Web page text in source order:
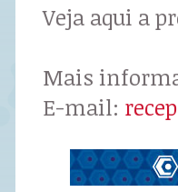
Veja aqui a
Mais
E-mail: